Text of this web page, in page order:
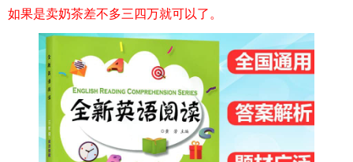
如果是卖奶茶差不多三四万就可以了。